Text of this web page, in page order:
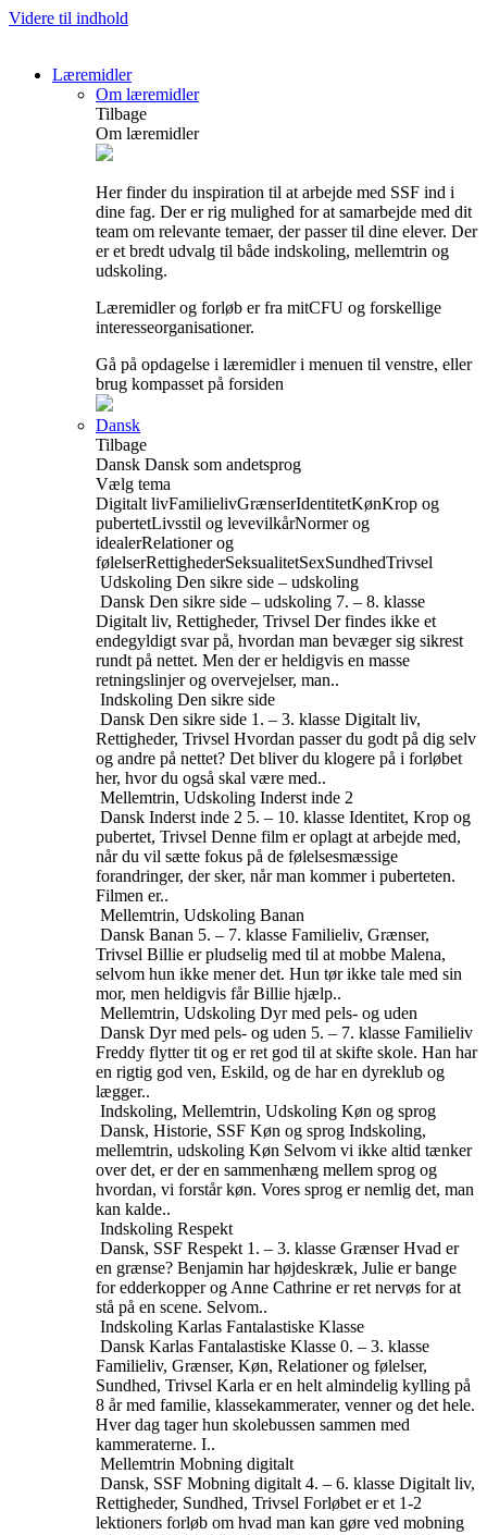
Videre til indhold
Læremidler
Om læremidler
Tilbage
Om læremidler
Her finder du inspiration til at arbejde med SSF ind i
dine fag. Der er rig mulighed for at samarbejde med dit
team om relevante temaer, der passer til dine elever. Der
er et bredt udvalg til både indskoling, mellemtrin og
udskoling.
Læremidler og forløb er fra mitCFU og forskellige
interesseorganisationer.
Gå på opdagelse i læremidler i menuen til venstre, eller
brug kompasset på forsiden
Dansk
Tilbage
Dansk Dansk som andetsprog
Vælg tema
Digitalt livFamilielivGrænserIdentitetKønKrop og
pubertetLivsstil og levevilkårNormer og
idealerRelationer og
følelserRettighederSeksualitetSexSundhedTrivsel
Udskoling Den sikre side – udskoling
Dansk Den sikre side – udskoling 7. – 8. klasse
Digitalt liv, Rettigheder, Trivsel Der findes ikke et
endegyldigt svar på, hvordan man bevæger sig sikrest
rundt på nettet. Men der er heldigvis en masse
retningslinjer og overvejelser, man..
Indskoling Den sikre side
Dansk Den sikre side 1. – 3. klasse Digitalt liv,
Rettigheder, Trivsel Hvordan passer du godt på dig selv
og andre på nettet? Det bliver du klogere på i forløbet
her, hvor du også skal være med..
Mellemtrin, Udskoling Inderst inde 2
Dansk Inderst inde 2 5. – 10. klasse Identitet, Krop og
pubertet, Trivsel Denne film er oplagt at arbejde med,
når du vil sætte fokus på de følelsesmæssige
forandringer, der sker, når man kommer i puberteten.
Filmen er..
Mellemtrin, Udskoling Banan
Dansk Banan 5. – 7. klasse Familieliv, Grænser,
Trivsel Billie er pludselig med til at mobbe Malena,
selvom hun ikke mener det. Hun tør ikke tale med sin
mor, men heldigvis får Billie hjælp..
Mellemtrin, Udskoling Dyr med pels- og uden
Dansk Dyr med pels- og uden 5. – 7. klasse Familieliv
Freddy flytter tit og er ret god til at skifte skole. Han har
en rigtig god ven, Eskild, og de har en dyreklub og
lægger..
Indskoling, Mellemtrin, Udskoling Køn og sprog
Dansk, Historie, SSF Køn og sprog Indskoling,
mellemtrin, udskoling Køn Selvom vi ikke altid tænker
over det, er der en sammenhæng mellem sprog og
hvordan, vi forstår køn. Vores sprog er nemlig det, man
kan kalde..
Indskoling Respekt
Dansk, SSF Respekt 1. – 3. klasse Grænser Hvad er
en grænse? Benjamin har højdeskræk, Julie er bange
for edderkopper og Anne Cathrine er ret nervøs for at
stå på en scene. Selvom..
Indskoling Karlas Fantalastiske Klasse
Dansk Karlas Fantalastiske Klasse 0. – 3. klasse
Familieliv, Grænser, Køn, Relationer og følelser,
Sundhed, Trivsel Karla er en helt almindelig kylling på
8 år med familie, klassekammerater, venner og det hele.
Hver dag tager hun skolebussen sammen med
kammeraterne. I..
Mellemtrin Mobning digitalt
Dansk, SSF Mobning digitalt 4. – 6. klasse Digitalt liv,
Rettigheder, Sundhed, Trivsel Forløbet er et 1-2
lektioners forløb om hvad man kan gøre ved mobning